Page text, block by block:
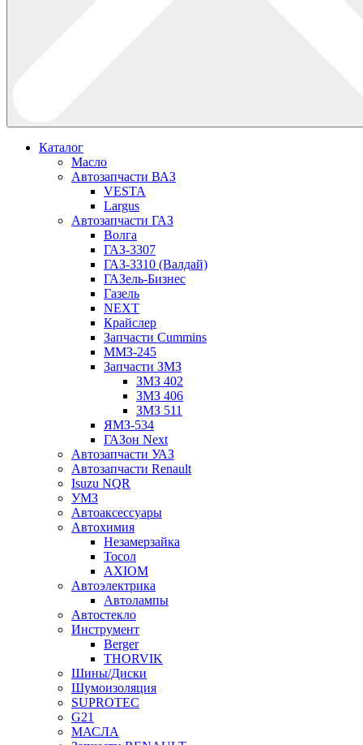
Каталог
Масло
Автозапчасти ВАЗ
VESTA
Largus
Автозапчасти ГАЗ
Волга
ГАЗ-3307
ГАЗ-3310 (Валдай)
ГАЗель-Бизнес
Газель
NEXT
Крайслер
Запчасти Cummins
ММЗ-245
Запчасти ЗМЗ
ЗМЗ 402
ЗМЗ 406
ЗМЗ 511
ЯМЗ-534
ГАЗон Next
Автозапчасти УАЗ
Автозапчасти Renault
Isuzu NQR
УМЗ
Автоаксессуары
Автохимия
Незамерзайка
Тосол
AXIOM
Автоэлектрика
Автолампы
Автостекло
Инструмент
Berger
THORVIK
Шины/Диски
Шумоизоляция
SUPROTEC
G21
МАСЛА